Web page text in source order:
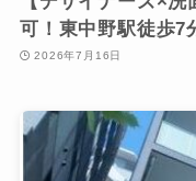
可！東中野駅徒歩7
2026年7月16日